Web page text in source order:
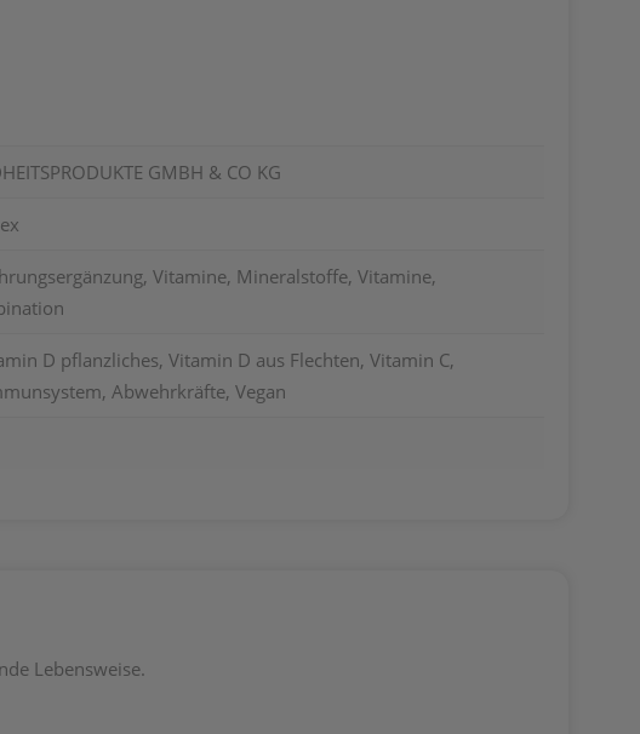
GMBH & CO KG
Vitamine, Mineralstoffe, Vitamine,
D pflanzliches, Vitamin D aus Flechten, Vitamin C,
Abwehrkräfte, Vegan
Lebensweise.